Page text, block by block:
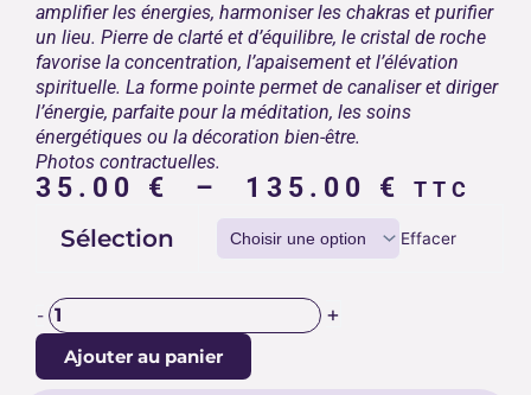
amplifier les énergies, harmoniser les chakras et purifier
un lieu. Pierre de clarté et d’équilibre, le cristal de roche
favorise la concentration, l’apaisement et l’élévation
spirituelle. La forme pointe permet de canaliser et diriger
l’énergie, parfaite pour la méditation, les soins
énergétiques ou la décoration bien-être.
Photos contractuelles.
35.00 € – 135.00 € Plage
prix :
TTC
Sélection Effacer
-
de
EN
CRISTAL
DE
ROCHE
+
Ajouter au panier